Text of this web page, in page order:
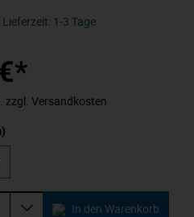
1-3 Tage
zzgl. Versandkosten
In den Warenkorb